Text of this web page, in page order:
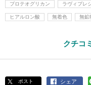
プロテオグリカン ラヴィプレ
ヒアルロン酸 無着色 無鉱
クチコ
ポスト シェア